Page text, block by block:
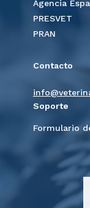
Agencia
PRESVET
PRAN
Contacto
Soporte
Formulario